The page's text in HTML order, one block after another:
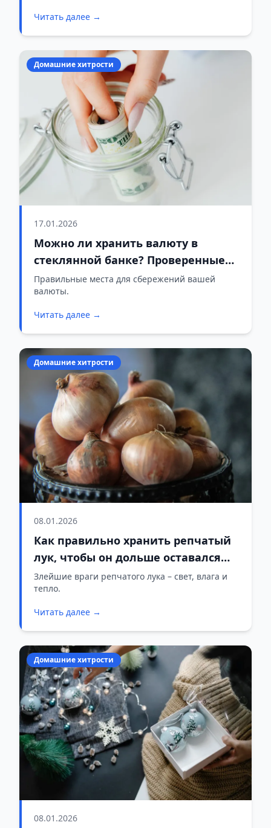
лучше хранить при комнатной температуре.
Читать далее →
Домашние хитрости
17.01.2026
Можно ли хранить валюту в
стеклянной банке? Проверенные
советы по защите денег от
плесени и влаги
Правильные места для сбережений вашей
валюты.
Читать далее →
Домашние хитрости
08.01.2026
Как правильно хранить репчатый
лук, чтобы он дольше оставался
свежим
Злейшие враги репчатого лука – свет, влага и
тепло.
Читать далее →
Домашние хитрости
08.01.2026